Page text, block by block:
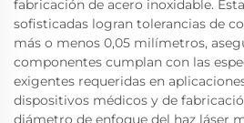
fabricación de acero inoxidable.
sofisticadas logran tolerancias de
más o menos 0,05 milímetros,
componentes cumplan con las
exigentes requeridas en
dispositivos médicos y de
diámetro de enfoque del haz láser